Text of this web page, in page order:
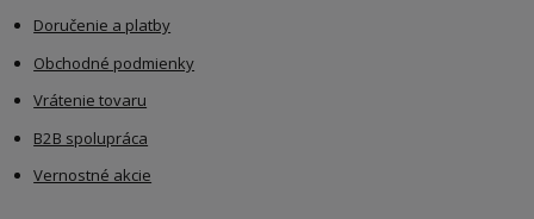
Doručenie a platby
Obchodné podmienky
Vrátenie tovaru
B2B spolupráca
Vernostné akcie